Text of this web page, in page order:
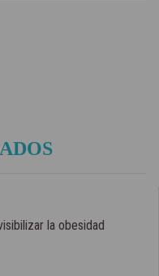
la obesidad